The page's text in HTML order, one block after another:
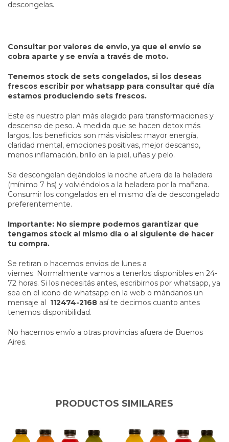
descongelas.
Consultar por valores de envio, ya que el envío se
cobra aparte y se envía a través de moto.
Tenemos stock de sets congelados, si los deseas
frescos escribir por whatsapp para consultar qué día
estamos produciendo sets frescos.
Este es nuestro plan más elegido para transformaciones y
descenso de peso. A medida que se hacen detox más
largos, los beneficios son más visibles: mayor energía,
claridad mental, emociones positivas, mejor descanso,
menos inflamación, brillo en la piel, uñas y pelo.
Se descongelan dejándolos la noche afuera de la heladera
(mínimo 7 hs) y volviéndolos a la heladera por la mañana.
Consumir los congelados en el mismo día de descongelado
preferentemente.
Importante: No siempre podemos garantizar que
tengamos stock al mismo día o al siguiente de hacer
tu compra.
Se retiran o hacemos envios de lunes a
viernes. Normalmente vamos a tenerlos disponibles en 24-
72 horas. Si los necesitás antes, escribirnos por whatsapp, ya
sea en el icono de whatsapp en la web o mándanos un
mensaje al 112474-2168 así te decimos cuanto antes
tenemos disponibilidad.
No hacemos envío a otras provincias afuera de Buenos
Aires.
PRODUCTOS SIMILARES